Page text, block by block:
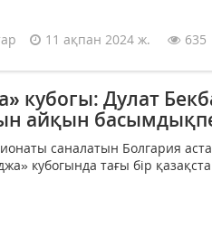
11 ақпан 2024 ж. 635
кубогы: Дулат
айқын
саналатын Болгария
кубогында тағы бір